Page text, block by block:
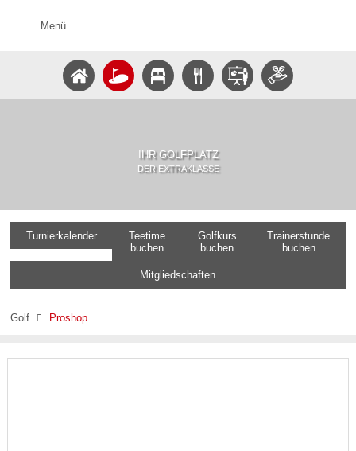
Menü
IHR GOLFPLATZ
DER EXTRAKLASSE
Turnierkalender
Teetime
buchen
Golfkurs
buchen
Trainerstunde
buchen
Mitgliedschaften
Golf  Proshop